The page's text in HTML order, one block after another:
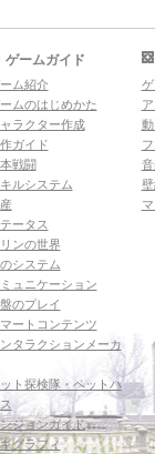
ゲームガイド
ム紹介
ムのはじめかた
ラクター作成
ガイド
戦闘
ルシステム
ータス
ンの世界
システム
ミュニケーション
のプレイ
マートコンテンツ
タラクションメーカ
ト探検隊・ペットハ
ジョンガイド
グラフィ